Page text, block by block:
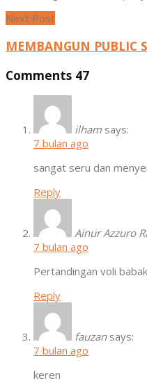
Next Post
MEMBANGUN PUBLIC
Comments 47
ilham says:
7 bulan ago
sangat seru dan
Reply
Ainur Azzuro
7 bulan ago
Pertandingan voli
Reply
fauzan says:
7 bulan ago
keren